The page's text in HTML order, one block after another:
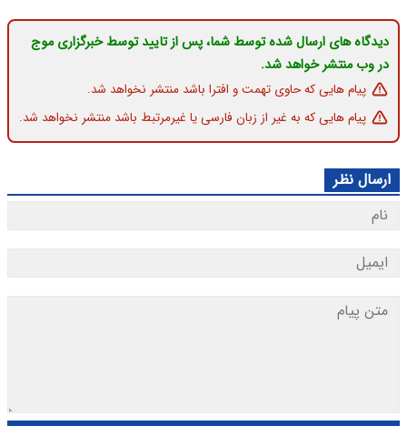
دیدگاه های ارسال شده توسط شما، پس از تایید توسط خبرگزاری موج
در وب منتشر خواهد شد.
پیام هایی که حاوی تهمت و افترا باشد منتشر نخواهد شد.
پیام هایی که به غیر از زبان فارسی یا غیرمرتبط باشد منتشر نخواهد شد.
ارسال نظر